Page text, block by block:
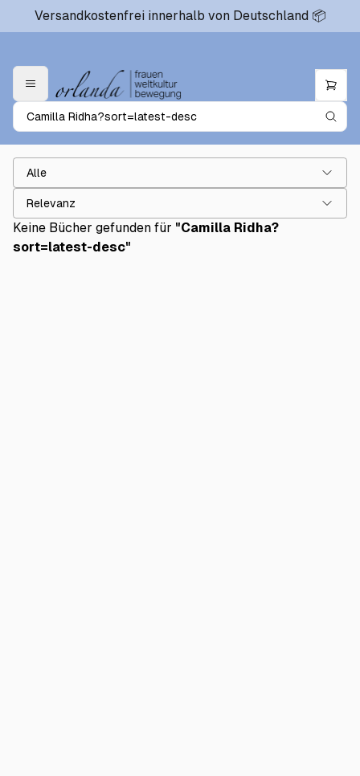
Versandkostenfrei innerhalb von Deutschland 📦
Alle
Keine Bücher gefunden für "Camilla Ridha?
sort=latest-desc"
Relevanz